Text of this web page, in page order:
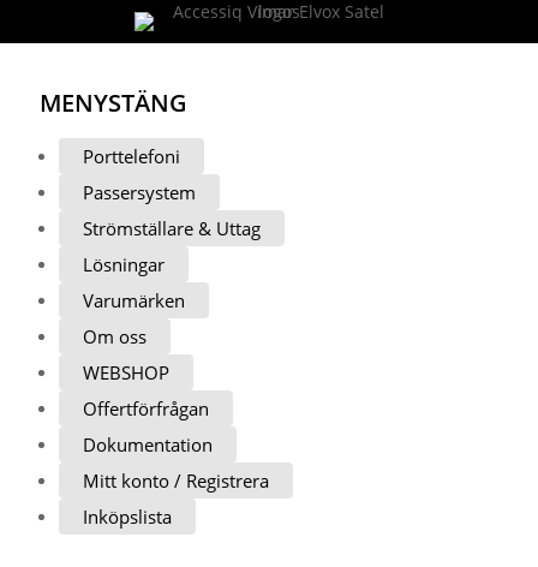
MENYSTÄNG
Porttelefoni
Passersystem
Strömställare & Uttag
Lösningar
Varumärken
Om oss
WEBSHOP
Offertförfrågan
Dokumentation
Mitt konto / Registrera
Inköpslista